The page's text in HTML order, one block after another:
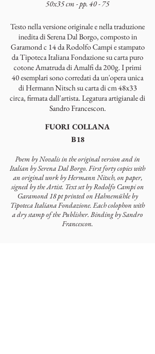
50x35 cm - pp. 40 - 75
Testo nella versione originale e nella traduzione
inedita di Serena Dal Borgo, composto in
Garamond c 14 da Rodolfo Campi e stampato
da Tipoteca Italiana Fondazione su carta puro
cotone Amatruda di Amalfi da 200g. I primi
40 esemplari sono corredati da un'opera unica
di Hermann Nitsch su carta di cm 48x33
circa, firmata dall'artista. Legatura artigianale di
Sandro Francescon.
FUORI COLLANA
B18
Poem by Novalis in the original version and in
Italian by Serena Dal Borgo. First forty copies with
an original work by Hermann Nitsch, on paper,
signed by the Artist. Text set by Rodolfo Campi on
Garamond 18 pt printed on Hahnemühle by
Tipoteca Italiana Fondazione. Each colophon with
a dry stamp of the Publisher. Binding by Sandro
Francescon.